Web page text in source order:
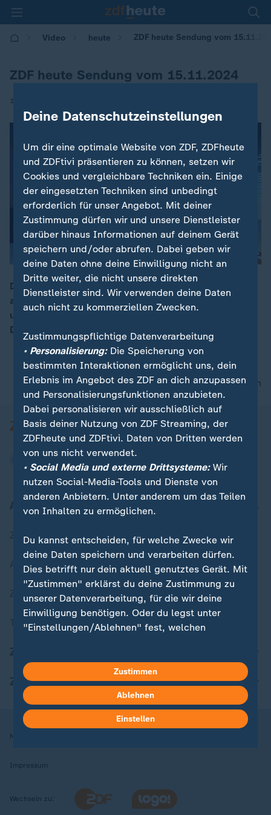
Video heute ZDF heute Sendung vom
ZDF heute Sendung vom 15.11.2024
15.11.2024 | 17:00
00:15
Die Nachrichten des Tages. Der relevante Überblick
aus der Nachrichtenredaktion des ZDF mit Vertiefung
und Einordnung zu den wichtigsten Ereignissen in
Deutschland und der Welt.
nach oben
Aktuell bei ZDFheute
Zuletzt veröffentlicht
Aktuelle Sendungs-Videos
ZDFheute Stories
Themen im Überblick
ZDFheute Apps
Nutzungsbedingungen
Impressum
Wechseln zu:
Deine Datenschutzeinstellungen
Um dir eine optimale Website von ZDF, ZDFheute
und ZDFtivi präsentieren zu können, setzen wir
Cookies und vergleichbare Techniken ein. Einige
der eingesetzten Techniken sind unbedingt
erforderlich für unser Angebot. Mit deiner
Zustimmung dürfen wir und unsere Dienstleister
darüber hinaus Informationen auf deinem Gerät
speichern und/oder abrufen. Dabei geben wir
deine Daten ohne deine Einwilligung nicht an
Dritte weiter, die nicht unsere direkten
Dienstleister sind. Wir verwenden deine Daten
auch nicht zu kommerziellen Zwecken.
Zustimmungspflichtige Datenverarbeitung
• Personalisierung:Die Speicherung von
bestimmten Interaktionen ermöglicht uns, dein
Erlebnis im Angebot des ZDF an dich anzupassen
und Personalisierungsfunktionen anzubieten.
Dabei personalisieren wir ausschließlich auf
Basis deiner Nutzung von ZDF Streaming, der
ZDFheute und ZDFtivi. Daten von Dritten werden
von uns nicht verwendet.
• Social Media und externe Drittsysteme:Wir
nutzen Social-Media-Tools und Dienste von
anderen Anbietern. Unter anderem um das Teilen
von Inhalten zu ermöglichen.
Du kannst entscheiden, für welche Zwecke wir
deine Daten speichern und verarbeiten dürfen.
Dies betrifft nur dein aktuell genutztes Gerät. Mit
"Zustimmen" erklärst du deine Zustimmung zu
unserer Datenverarbeitung, für die wir deine
Einwilligung benötigen. Oder du legst unter
"Einstellungen/Ablehnen" fest, welchen
kannst du jederzeit mit Wirkung für die Zukunft
in deinen Einstellungen widerrufen oder ändern.
Hier findest du das Impressum.
Weitere Informationen findest du in unserer
Zustimmen
Ablehnen
Einstellen